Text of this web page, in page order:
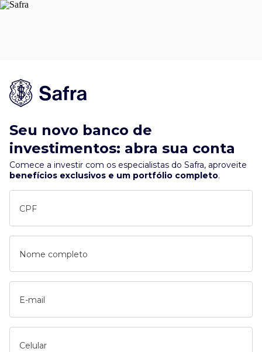
Seu novo banco de
investimentos: abra sua conta
Comece a investir com os especialistas do Safra, aproveite
benefícios exclusivos e um portfólio completo.
CPF
Nome completo
E-mail
Celular